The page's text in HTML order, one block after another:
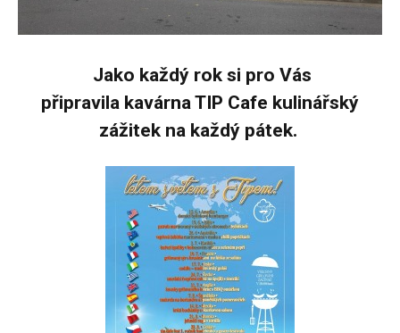
Jako každý rok si pro Vás
připravila kavárna TIP Cafe kulinářský
zážitek na každý pátek.